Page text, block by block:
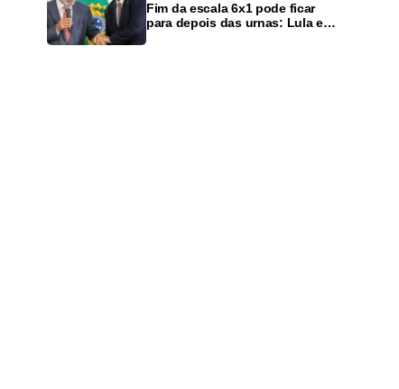
Fim da escala 6x1 pode ficar
para depois das urnas: Lula e